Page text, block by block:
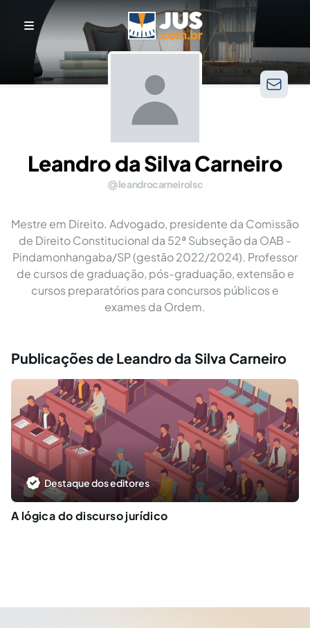
Leandro da Silva Carneiro
leandrocarneirolsc
Mestre em Direito. Advogado, presidente da Comissão
de Direito Constitucional da 52ª Subseção da OAB -
Pindamonhangaba/SP (gestão 2022/2024). Professor
de cursos de graduação, pós-graduação, extensão e
cursos preparatórios para concursos públicos e
exames da Ordem.
Publicações de Leandro da Silva Carneiro
Destaque dos editores
A lógica do discurso jurídico